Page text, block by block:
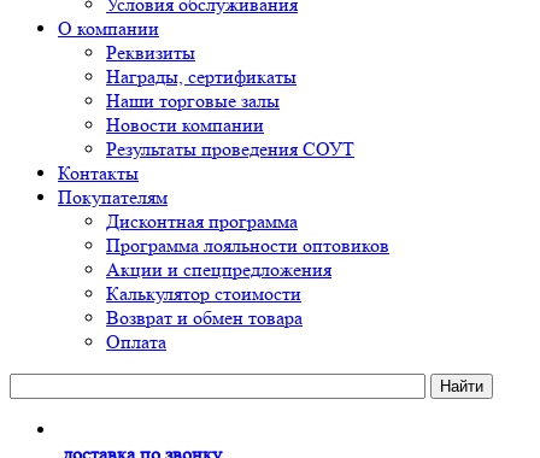
О компании
Реквизиты
Награды, сертификаты
Наши торговые залы
Новости компании
Результаты проведения СОУТ
Контакты
Покупателям
Дисконтная программа
Программа лояльности оптовиков
Акции и спецпредложения
Калькулятор стоимости
Возврат и обмен товара
Оплата